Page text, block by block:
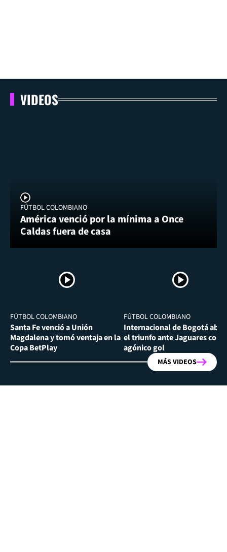
VIDEOS
FÚTBOL COLOMBIANO
América venció por la mínima a Once
Caldas fuera de casa
FÚTBOL COLOMBIANO
Santa Fe venció a Unión
Magdalena y tomó ventaja en la
Copa BetPlay
FÚTBOL COLOMBIANO
Internacional de Bogotá
el triunfo ante Jaguares con
agónico gol
MÁS VIDEOS